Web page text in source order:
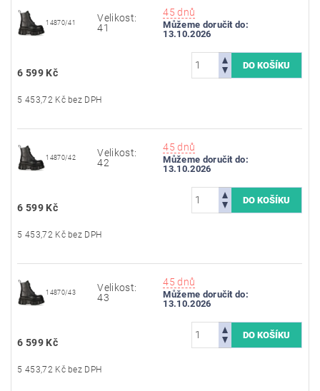
14870/41
Velikost:
41
45 dnů
Můžeme doručit do:
13.10.2026
6 599 Kč
5 453,72 Kč bez DPH
14870/42
Velikost:
42
45 dnů
Můžeme doručit do:
13.10.2026
6 599 Kč
5 453,72 Kč bez DPH
14870/43
Velikost:
43
45 dnů
Můžeme doručit do:
13.10.2026
6 599 Kč
5 453,72 Kč bez DPH